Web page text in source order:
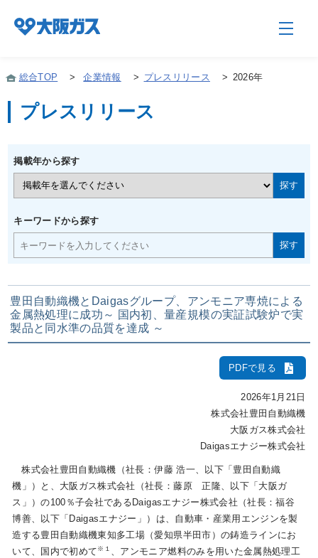
企業情報
企業情報TOP
企業/グループについて
社会貢献
サステナビリティ
総合TOP > 企業情報 > プレスリリース > 2026年
プレスリリース
掲載年から探す
キーワードから探す
豊田自動織機とDaigasグループ、アンモニア専焼による
金属熱処理に成功～ 国内初、量産規模の実証試験炉で実
製品と同水準の品質を達成 ～
PDFで見る
2026年1月21日
株式会社豊田自動織機
大阪ガス株式会社
Daigasエナジー株式会社
株式会社豊田自動織機（社長：伊藤 浩一、以下「豊田自動織
機」）と、大阪ガス株式会社（社長：藤原 正隆、以下「大阪ガ
ス」）の100％子会社であるDaigasエナジー株式会社（社長：福谷
博善、以下「Daigasエナジー」）は、自動車・産業用エンジンを製
造する豊田自動織機東知多工場（愛知県半田市）の鋳造ラインにお
いて、国内で初めて ※１ 、アンモニア燃料のみを用いた金属熱処理工